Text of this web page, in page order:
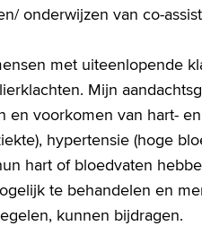
onderwijzen van co-
met uiteenlopende
Mijn
en voorkomen van hart-
hypertensie (hoge
hart of bloedvaten
te behandelen en
kunnen bijdragen.